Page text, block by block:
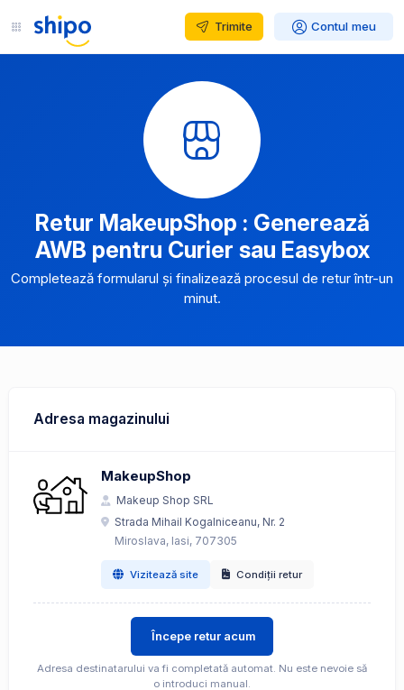
Trimite Contul meu
Retur MakeupShop : Generează
AWB pentru Curier sau Easybox
Completează formularul și finalizează procesul de retur într-un
minut.
Adresa magazinului
MakeupShop
Makeup Shop SRL
Strada Mihail Kogalniceanu, Nr. 2
Miroslava, Iasi, 707305
Vizitează site Condiții retur
Începe retur acum
Adresa destinatarului va fi completată automat. Nu este nevoie să
o introduci manual.